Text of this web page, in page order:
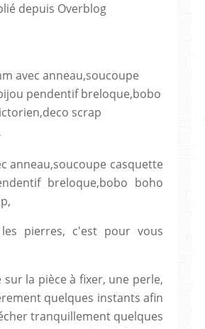
depuis Overblog
anneau,soucoupe casquette
breloque,bobo boho
pierres, c'est pour vous
la pièce à fixer, une perle,
quelques instants afin
tranquillement quelques